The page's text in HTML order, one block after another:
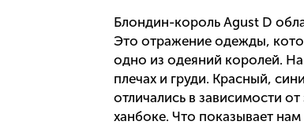
Блондин-король Agust D
Это отражение одежды,
одно из одеяний королей.
плечах и груди. Красный,
отличались в зависимости
ханбоке. Что показывает